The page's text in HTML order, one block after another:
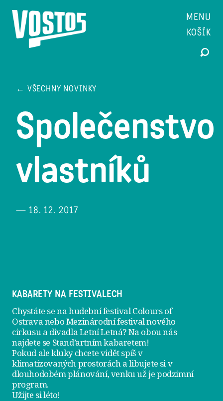
MENU
KOŠÍK
← VŠECHNY NOVINKY
Společenstvo
vlastníků
— 18. 12. 2017
KABARETY NA FESTIVALECH
Chystáte se na hudební festival Colours of
Ostrava nebo Mezinárodní festival nového
cirkusu a divadla Letní Letná? Na obou nás
najdete se Stand’artním kabaretem!
Pokud ale kluky chcete vidět spíš v
klimatizovaných prostorách a libujete si v
dlouhodobém plánování, venku už jepodzimní
program.
Užijte si léto!